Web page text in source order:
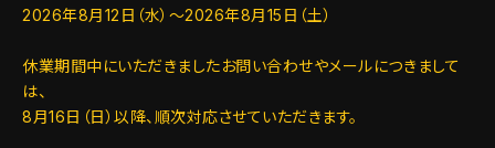
2026年8月12日（水）～2026年8月15日（土）
休業期間中にいただきましたお問い合わせやメールにつきまして
は、
8月16日（日）以降、順次対応させていただきます。